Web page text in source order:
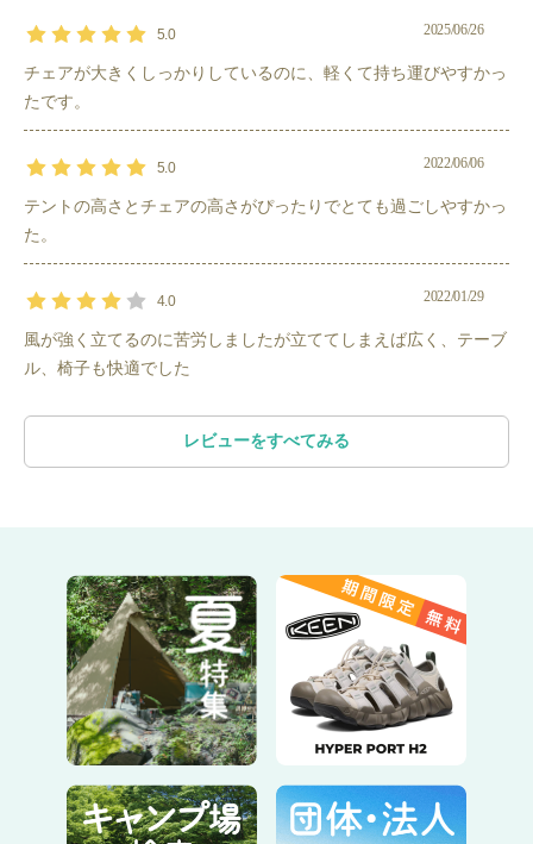
こんな方におすすめ！
・お得な価格でレンタルしたい方。
・どんなアイテムが必要なのかわからない方。
・雨でも極力、快適に過ごしたい方。
設営のしやすさ
・
快適さ
・ テントのリビングスペース部分には大きなメッッシュの窓が3
グスペースを作ることが可能です。
・寒い時には窓を全部閉め、風を避けながら過ごせるテントで
保しています。小さいお子様がいるご家庭でも
きるため、ご家族での利用にとてもおすすめで
5.0 2025/06/26
チェアが大きくしっかりしているのに、軽くて持ち運びやすかっ
たです。
5.0 2022/06/06
テントの高さとチェアの高さがぴったりでとても過ごしやすかっ
た。
4.0 2022/01/29
風が強く立てるのに苦労しましたが立ててしまえば広く、テーブ
ル、椅子も快適でした
レビューをすべてみる